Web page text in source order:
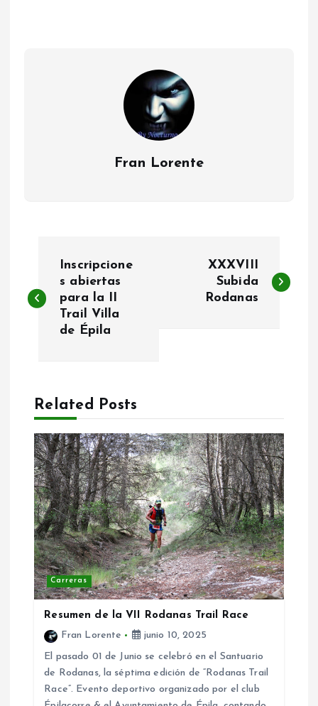
Fran Lorente
a
g
a
c
ó
n
d
Inscripcione
s abiertas
para la II
Trail Villa
de Épila
XXXVIII
Subida
Rodanas
Related Posts
Carreras
Resumen de la VII Rodanas Trail Race
Fran Lorente
junio 10, 2025
El pasado 01 de Junio se celebró en el Santuario
de Rodanas, la séptima edición de “Rodanas Trail
Race”. Evento deportivo organizado por el club